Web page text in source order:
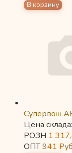
Супервош
Цена склада:
РОЗН 1
ОПТ941 Руб